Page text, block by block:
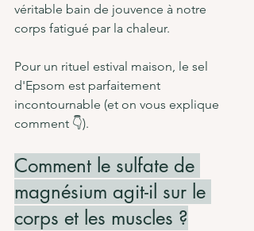
véritable bain de jouvence à notre
corps fatigué par la chaleur.
Pour un rituel estival maison, le sel
d'Epsom est parfaitement
incontournable (et on vous explique
comment 👇).
Comment le sulfate de
magnésium agit-il sur le
corps et les muscles ?